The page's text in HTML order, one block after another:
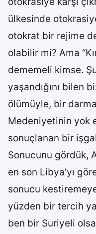
ülkesinde
otokrat bir rejime
olabilir mi? Ama
dememeli kimse.
yaşandığını bilen
ölümüyle, bir
Medeniyetinin yok
sonuçlanan bir
Sonucunu gördük,
en son Libya’yı
sonucu
yüzden bir tercih
ben bir Suriyeli